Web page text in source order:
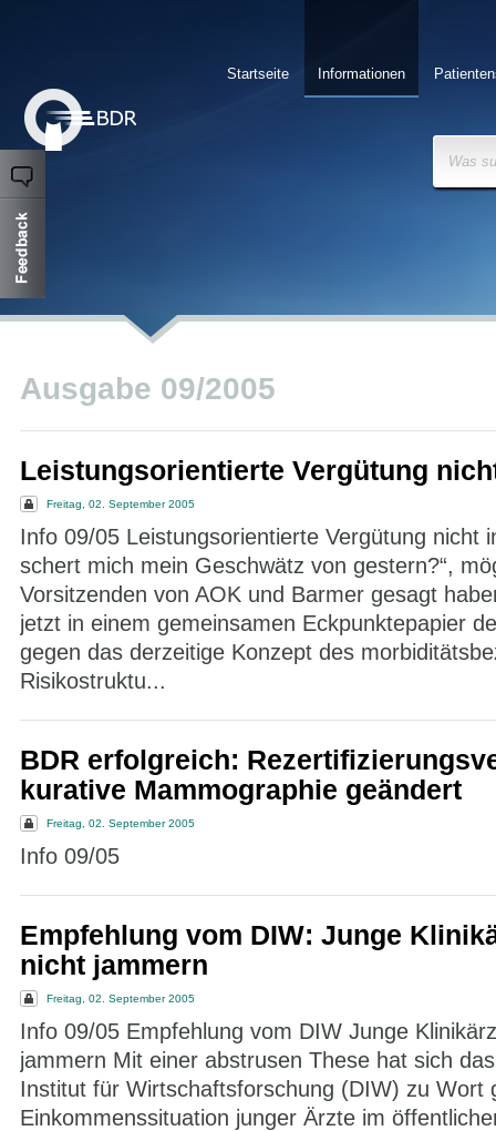
Informationen
Startseite
Was
Ausgabe 09/2005
Leistungsorientierte Vergütung
Freitag, 02. September 2005
Info 09/05 Leistungsorientierte Vergütung nicht
schert mich mein Geschwätz von gestern?“,
Vorsitzenden von AOK und Barmer gesagt
jetzt in einem gemeinsamen Eckpunktepapier
gegen das derzeitige Konzept des
Risikostruktu...
BDR erfolgreich:
kurative Mammographie geändert
Freitag, 02. September 2005
Info 09/05
Empfehlung vom DIW: Junge
nicht jammern
Freitag, 02. September 2005
Info 09/05 Empfehlung vom DIW Junge
jammern Mit einer abstrusen These hat sich
Institut für Wirtschaftsforschung (DIW) zu Wort
Einkommenssituation junger Ärzte im